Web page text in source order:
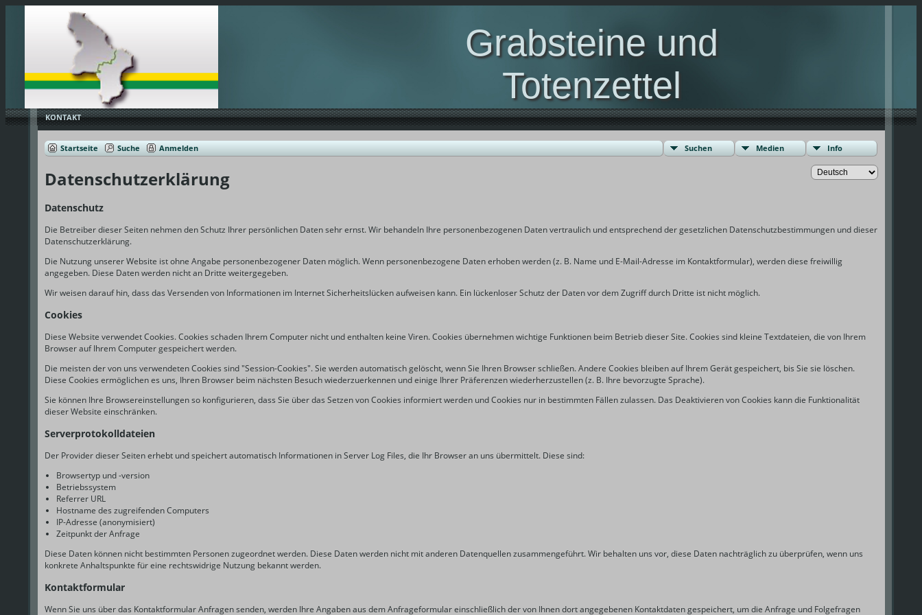
Grabsteine und
Totenzettel
aus Südoldenburg
KONTAKT
Suchen Medien Info
Startseite Suche Anmelden
Datenschutzerklärung
Datenschutz
Die Betreiber dieser Seiten nehmen den Schutz Ihrer persönlichen Daten sehr ernst. Wir behandeln Ihre personenbezogenen Daten vertraulich und entsprechend der gesetzlichen Datenschutzbestimmungen und dieser
Datenschutzerklärung.
Die Nutzung unserer Website ist ohne Angabe personenbezogener Daten möglich. Wenn personenbezogene Daten erhoben werden (z. B. Name und E-Mail-Adresse im Kontaktformular), werden diese freiwillig
angegeben. Diese Daten werden nicht an Dritte weitergegeben.
Wir weisen darauf hin, dass das Versenden von Informationen im Internet Sicherheitslücken aufweisen kann. Ein lückenloser Schutz der Daten vor dem Zugriff durch Dritte ist nicht möglich.
Cookies
Diese Website verwendet Cookies. Cookies schaden Ihrem Computer nicht und enthalten keine Viren. Cookies übernehmen wichtige Funktionen beim Betrieb dieser Site. Cookies sind kleine Textdateien, die von Ihrem
Browser auf Ihrem Computer gespeichert werden.
Die meisten der von uns verwendeten Cookies sind "Session-Cookies". Sie werden automatisch gelöscht, wenn Sie Ihren Browser schließen. Andere Cookies bleiben auf Ihrem Gerät gespeichert, bis Sie sie löschen.
Diese Cookies ermöglichen es uns, Ihren Browser beim nächsten Besuch wiederzuerkennen und einige Ihrer Präferenzen wiederherzustellen (z. B. Ihre bevorzugte Sprache).
Sie können Ihre Browsereinstellungen so konfigurieren, dass Sie über das Setzen von Cookies informiert werden und Cookies nur in bestimmten Fällen zulassen. Das Deaktivieren von Cookies kann die Funktionalität
dieser Website einschränken.
Serverprotokolldateien
Der Provider dieser Seiten erhebt und speichert automatisch Informationen in Server Log Files, die Ihr Browser an uns übermittelt. Diese sind:
Browsertyp und -version
Betriebssystem
Referrer URL
Hostname des zugreifenden Computers
IP-Adresse (anonymisiert)
Zeitpunkt der Anfrage
Diese Daten können nicht bestimmten Personen zugeordnet werden. Diese Daten werden nicht mit anderen Datenquellen zusammengeführt. Wir behalten uns vor, diese Daten nachträglich zu überprüfen, wenn uns
konkrete Anhaltspunkte für eine rechtswidrige Nutzung bekannt werden.
Kontaktformular
Wenn Sie uns über das Kontaktformular Anfragen senden, werden Ihre Angaben aus dem Anfrageformular einschließlich der von Ihnen dort angegebenen Kontaktdaten gespeichert, um die Anfrage und Folgefragen